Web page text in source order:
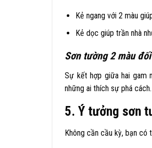
Kẻ ngang với 2 màu
Kẻ dọc giúp trần nhà
Sơn tường 2 màu
Sự kết hợp giữa hai gam
những ai thích sự phá cách.
5. Ý tưởng sơn
Không cần cầu kỳ, bạn có